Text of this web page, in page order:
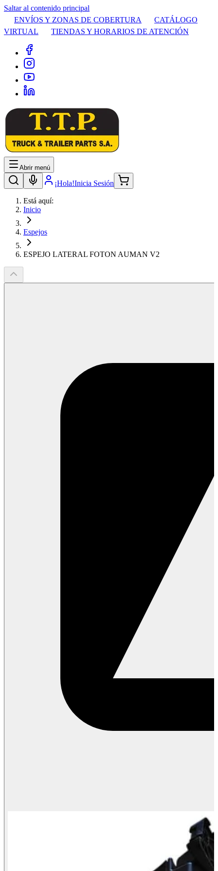
Saltar al contenido principal
ENVÍOS Y ZONAS DE COBERTURA
CATÁLOGO
VIRTUAL
TIENDAS Y HORARIOS DE ATENCIÓN
Abrir menú
¡Hola!Inicia Sesión
Está aquí:
Inicio
Espejos
ESPEJO LATERAL FOTON AUMAN V2